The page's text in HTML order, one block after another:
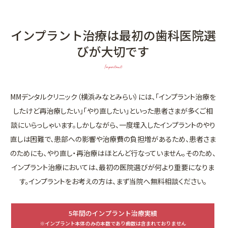
インプラント治療は最初の歯科医院選
びが大切です
Important
MMデンタルクリニック（横浜みなとみらい）には、「インプラント治療を
したけど再治療したい」「やり直したい」といった患者さまが多くご相
談にいらっしゃいます。 しかしながら、一度埋入したインプラントのやり
直しは困難で、患部への影響や治療費の負担増があるため、患者さま
のためにも、やり直し・再治療はほとんど行なっていません。そのため、
インプラント治療においては、最初の医院選びが何より重要になりま
す。インプラントをお考えの方は、まず当院へ無料相談ください。
5年間のインプラント治療実績
※インプラント本体のみの本数であり歯数は含まれておりません